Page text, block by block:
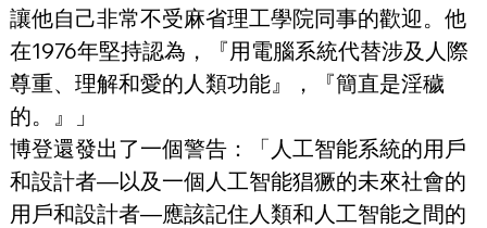
讓他自己非常不受麻省理工學院同事的歡迎。他
在1976年堅持認為，『用電腦系統代替涉及人際
尊重、理解和愛的人類功能』，『簡直是淫穢
的。』」
博登還發出了一個警告：「人工智能系統的用戶
和設計者—以及一個人工智能猖獗的未來社會的
用戶和設計者—應該記住人類和人工智能之間的